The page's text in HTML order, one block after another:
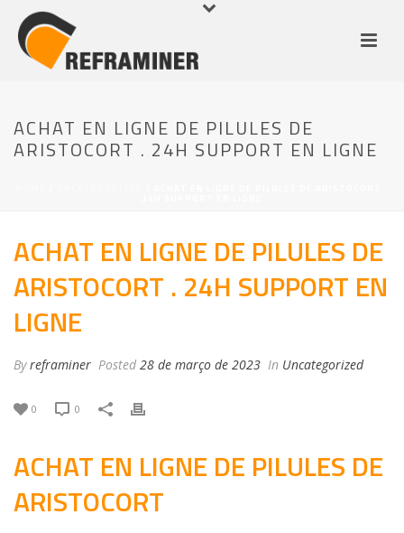
ACHAT EN LIGNE DE PILULES DE
ARISTOCORT . 24H SUPPORT EN LIGNE
ACHAT EN LIGNE DE PILULES DE
ARISTOCORT . 24H SUPPORT EN
LIGNE
Byreframiner Posted 28 de março de 2023 In Uncategorized
0 0
ACHAT EN LIGNE DE PILULES DE
ARISTOCORT